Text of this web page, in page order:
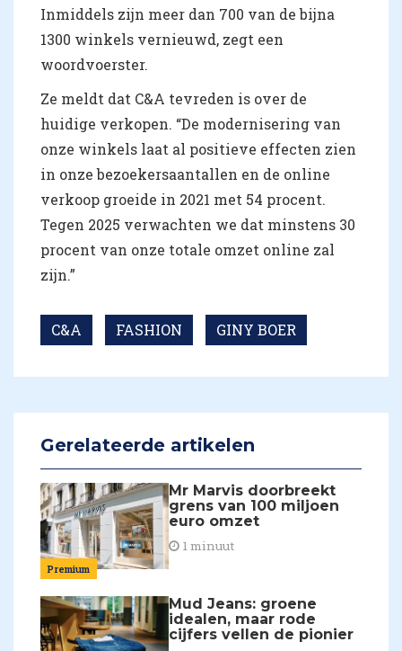
Inmiddels zijn meer dan 700 van de bijna
1300 winkels vernieuwd, zegt een
woordvoerster.
Ze meldt dat C&A tevreden is over de
huidige verkopen. “De modernisering van
onze winkels laat al positieve effecten zien
in onze bezoekersaantallen en de online
verkoop groeide in 2021 met 54 procent.
Tegen 2025 verwachten we dat minstens 30
procent van onze totale omzet online zal
zijn.”
C&A FASHION GINY BOER
Gerelateerde artikelen
Premium
Mr Marvis doorbreekt
grens van 100 miljoen
euro omzet
1 minuut
Mud Jeans: groene
idealen, maar rode
cijfers vellen de pionier